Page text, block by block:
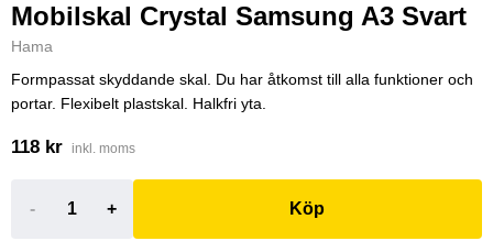
Mobilskal Crystal Samsung A3 Svart
Hama
Formpassat skyddande skal. Du har åtkomst till alla funktioner och
portar. Flexibelt plastskal. Halkfri yta.
118 kr inkl. moms
- + Köp